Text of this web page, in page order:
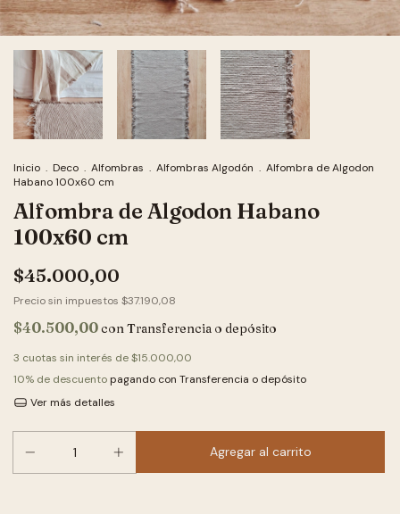
Inicio . Deco . Alfombras . Alfombras Algodón . Alfombra de Algodon
Habano 100x60 cm
Alfombra de Algodon Habano
100x60 cm
$45.000,00
Precio sin impuestos $37.190,08
$40.500,00conTransferencia o depósito
3 cuotas sin interés de$15.000,00
10% de descuento pagando con Transferencia o depósito
Ver más detalles